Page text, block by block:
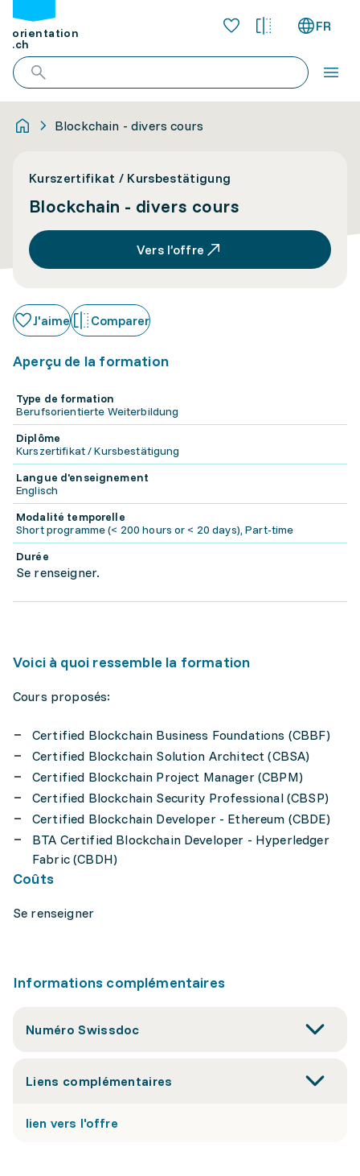
orientation
.ch
FR
Blockchain - divers cours
Kurszertifikat / Kursbestätigung
Blockchain - divers cours
Vers l’offre
J'aime Comparer
Aperçu de la formation
Type de formation
Berufsorientierte Weiterbildung
Diplôme
Kurszertifikat / Kursbestätigung
Langue d'enseignement
Englisch
Modalité temporelle
Short programme (< 200 hours or < 20 days), Part-time
Durée
Se renseigner.
Voici à quoi ressemble la formation
Cours proposés:
Certified Blockchain Business Foundations (CBBF)
Certified Blockchain Solution Architect (CBSA)
Certified Blockchain Project Manager (CBPM)
Certified Blockchain Security Professional (CBSP)
Certified Blockchain Developer - Ethereum (CBDE)
BTA Certified Blockchain Developer - Hyperledger
Fabric (CBDH)
Coûts
Se renseigner
Informations complémentaires
Numéro Swissdoc
Liens complémentaires
lien vers l'offre